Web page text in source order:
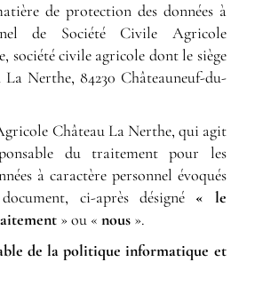
de protection des données à
de Société Civile Agricole
société civile agricole dont le siège
La Nerthe, 84230 Châteauneuf-du-
Château La Nerthe, qui agit
du traitement pour les
à caractère personnel évoqués
ci-après désigné « le
» ou «nous ».
de la politique informatique et